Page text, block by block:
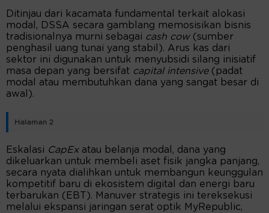
Ditinjau dari kacamata fundamental terkait alokasi
modal, DSSA secara gamblang memosisikan bisnis
tradisionalnya murni sebagai cash cow(sumber
penghasil uang tunai yang stabil). Arus kas dari
sektor ini digunakan untuk menyubsidi silang inisiatif
masa depan yang bersifat capital intensive(padat
modal atau membutuhkan dana yang sangat besar di
awal).
Halaman 2
Eskalasi CapExatau belanja modal, dana yang
dikeluarkan untuk membeli aset fisik jangka panjang,
secara nyata dialihkan untuk membangun keunggulan
kompetitif baru di ekosistem digital dan energi baru
terbarukan (EBT). Manuver strategis ini tereksekusi
melalui ekspansi jaringan serat optik MyRepublic,